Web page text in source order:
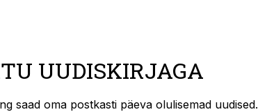
UUDISKIRJAGA
saad oma postkasti päeva olulisemad uudised.